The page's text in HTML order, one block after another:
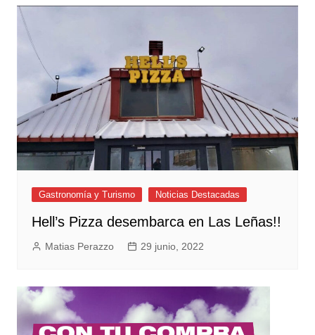
Gastronomía y Turismo Noticias Destacadas
Hell’s Pizza desembarca en Las Leñas!!
Matias Perazzo 29 junio, 2022